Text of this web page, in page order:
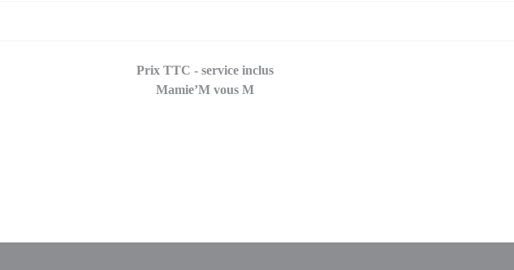
Prix TTC - service inclus
Mamie’M vous M